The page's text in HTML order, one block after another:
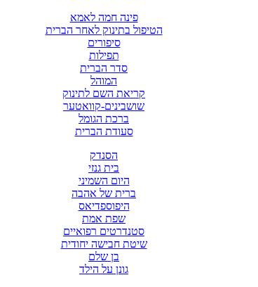
פינה חמה לאמא
הטיפול בתינוק לאחר הברית
סיפורים
תפילות
סדר הברית
המוהל
קריאת השם לתינוק
שושבינים-קוואטער
ברכת הגומל
סעודת הברית
הסנדק
בית גנזי
היום השמיני
ברית של אהבה
היפוספדיאס
שפת אמת
סטנדרטים רפואיים
שיטת חבישה יחודית
בן שלם
גונן על הילד